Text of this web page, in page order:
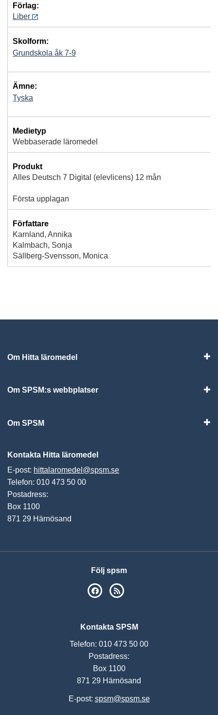
Förlag:
Liber
Skolform:
Grundskola åk 7-9
Ämne:
Tyska
Medietyp
Webbaserade läromedel
Produkt
Alles Deutsch 7 Digital (elevlicens) 12 mån
Första upplagan
Författare
Karnland, Annika
Kalmbach, Sonja
Sällberg-Svensson, Monica
Om Hitta läromedel
Om SPSM:s webbplatser
Om SPSM
Kontakta Hitta läromedel
E-post: hittalaromedel@spsm.se
Telefon: 010 473 50 00
Postadress:
Box 1100
871 29 Härnösand
Följ spsm
SPSM på Facebook
Kontakta SPSM
Telefon: 010 473 50 00
Postadress:
Box 1100
871 29 Härnösand
E-post: spsm@spsm.se